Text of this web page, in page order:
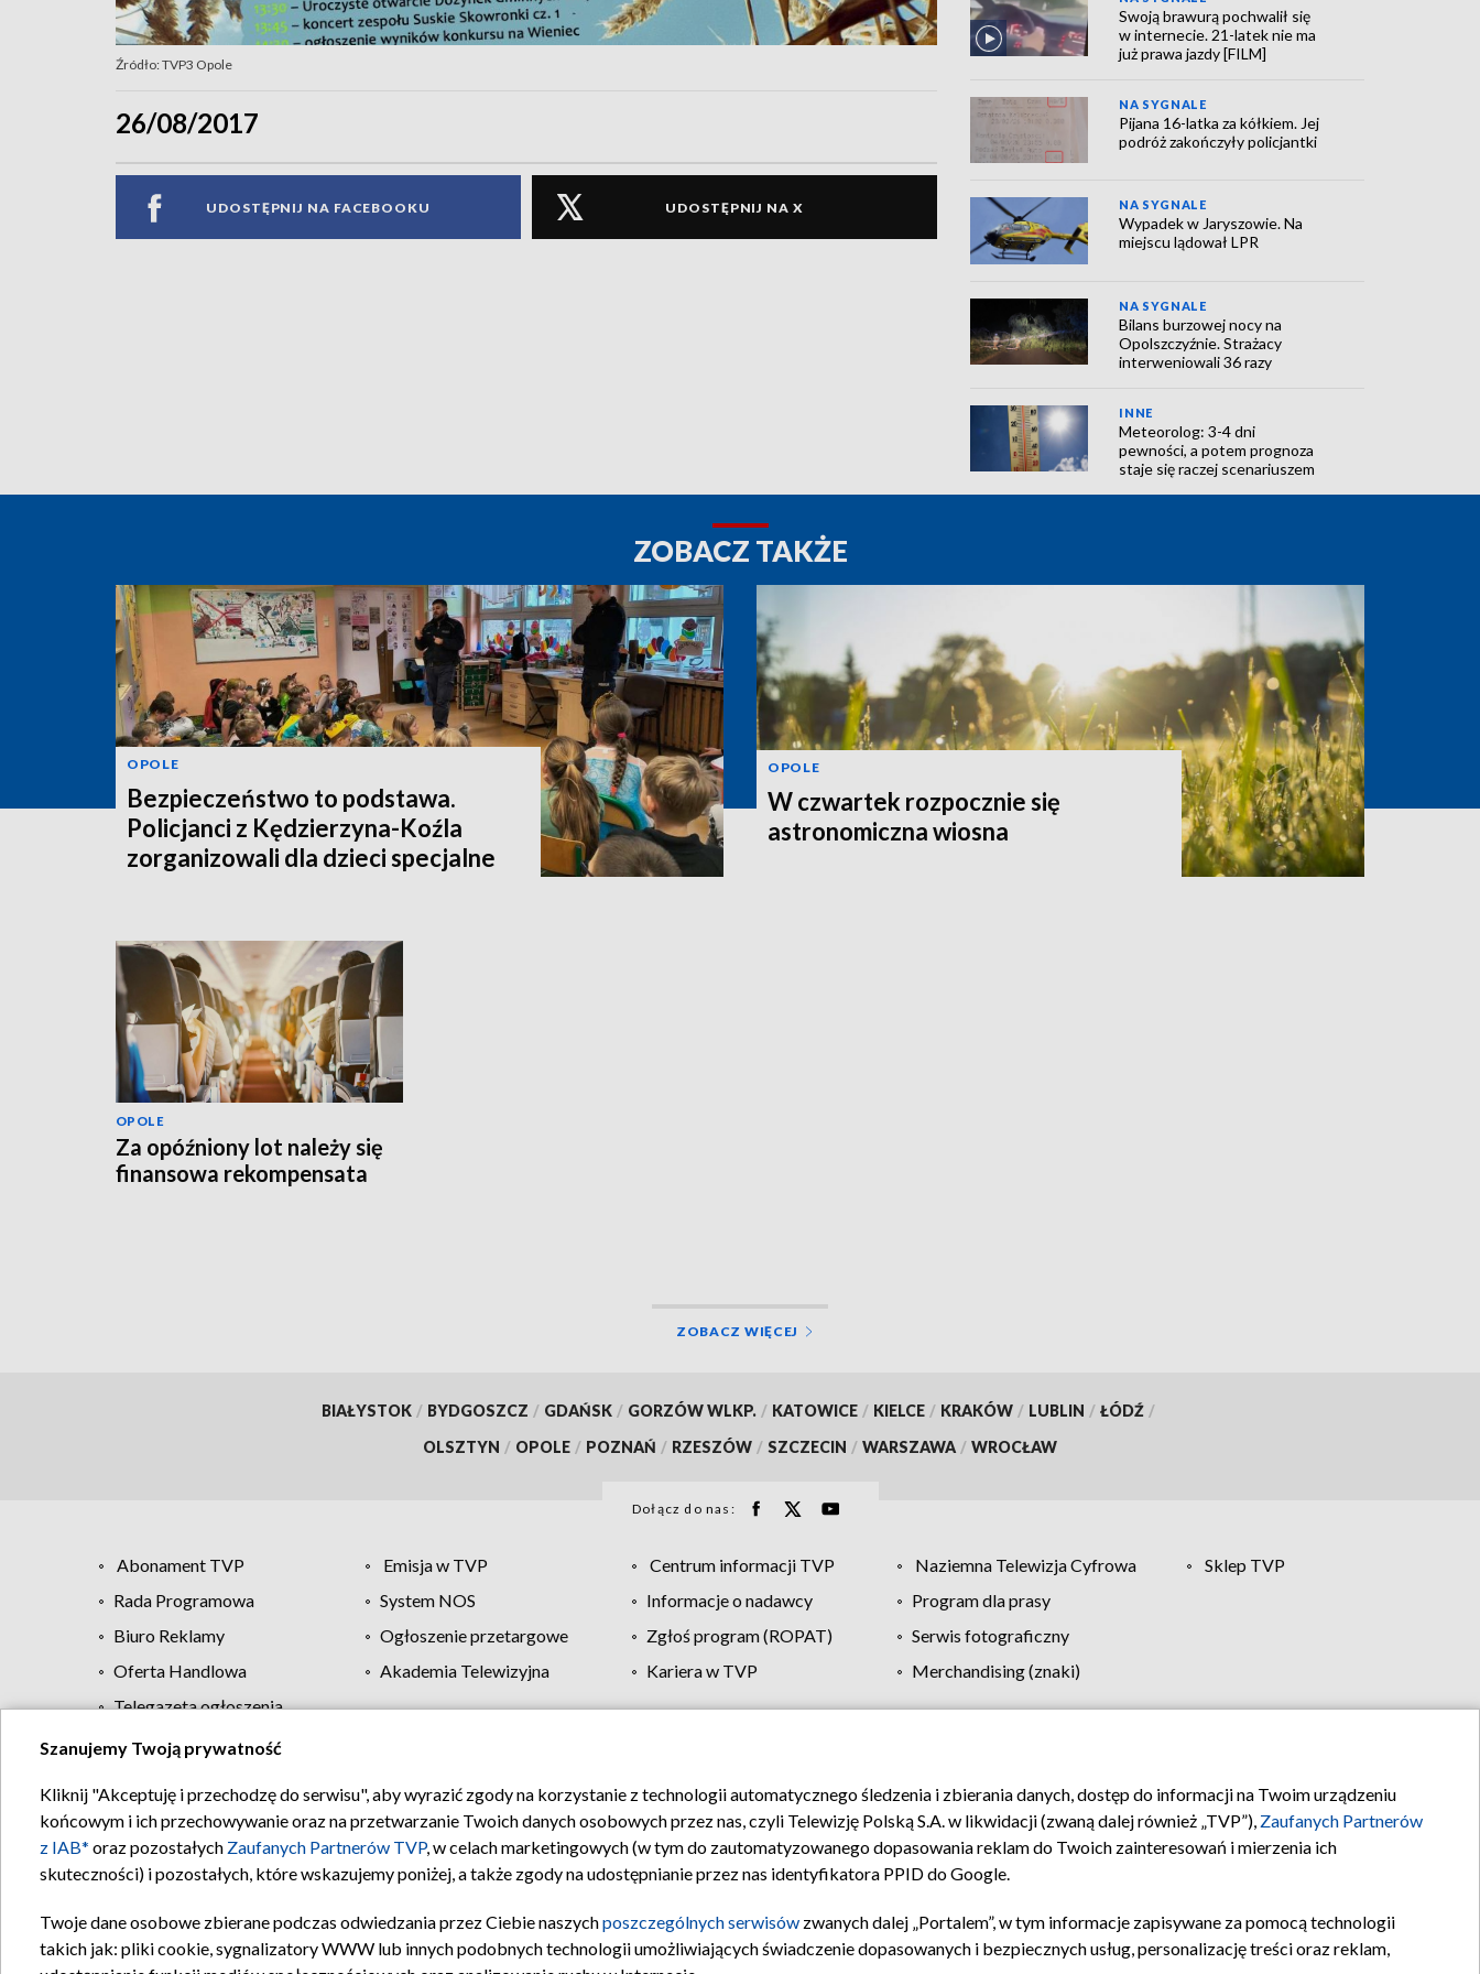
Źródło: TVP3 Opole
26/08/2017
UDOSTĘPNIJ NA FACEBOOKU UDOSTĘPNIJ NA X
Swoją brawurą pochwalił się
w internecie. 21-latek nie ma
już prawa jazdy [FILM]
NA SYGNALE
Pijana 16-latka za kółkiem. Jej
podróż zakończyły policjantki
NA SYGNALE
Wypadek w Jaryszowie. Na
miejscu lądował LPR
NA SYGNALE
Bilans burzowej nocy na
Opolszczyźnie. Strażacy
interweniowali 36 razy
INNE
Meteorolog: 3-4 dni
pewności, a potem prognoza
staje się raczej scenariuszem
ZOBACZ TAKŻE
OPOLE
Bezpieczeństwo to podstawa.
Policjanci z Kędzierzyna-Koźla
zorganizowali dla dzieci specjalne
OPOLE
W czwartek rozpocznie się
astronomiczna wiosna
OPOLE
Za opóźniony lot należy się
finansowa rekompensata
ZOBACZ WIĘCEJ
BIAŁYSTOK / BYDGOSZCZ / GDAŃSK / GORZÓW WLKP. / KATOWICE / KIELCE / KRAKÓW / LUBLIN / ŁÓDŹ /
OLSZTYN / OPOLE / POZNAŃ / RZESZÓW / SZCZECIN / WARSZAWA / WROCŁAW
Dołącz do nas:
Abonament TVP Emisja w TVP Centrum informacji TVP Naziemna Telewizja Cyfrowa
Sklep TVP
Rada Programowa
System NOS Informacje o nadawcy
Program dla prasy
Biuro Reklamy
Ogłoszenie przetargowe Zgłoś program (ROPAT)
Serwis fotograficzny
Oferta Handlowa
Akademia Telewizyjna Kariera w TVP
Merchandising (znaki)
Telegazeta ogłoszenia
Regulamin TVP Polityka prywatności Moje zgody Pomoc Biuro reklamy Kontakt
Szanujemy Twoją prywatność
Kliknij "Akceptuję i przechodzę do serwisu", aby wyrazić zgody na korzystanie z technologii automatycznego śledzenia i zbierania danych, dostęp do informacji na Twoim urządzeniu
końcowym i ich przechowywanie oraz na przetwarzanie Twoich danych osobowych przez nas, czyli Telewizję Polską S.A. w likwidacji (zwaną dalej również „TVP”), Zaufanych Partnerów
z IAB* oraz pozostałych Zaufanych Partnerów TVP, w celach marketingowych (w tym do zautomatyzowanego dopasowania reklam do Twoich zainteresowań i mierzenia ich
skuteczności) i pozostałych, które wskazujemy poniżej, a także zgody na udostępnianie przez nas identyfikatora PPID do Google.
Twoje dane osobowe zbierane podczas odwiedzania przez Ciebie naszychposzczególnych serwisów zwanych dalej „Portalem”, w tym informacje zapisywane za pomocą technologii
takich jak: pliki cookie, sygnalizatory WWW lub innych podobnych technologii umożliwiających świadczenie dopasowanych i bezpiecznych usług, personalizację treści oraz reklam,